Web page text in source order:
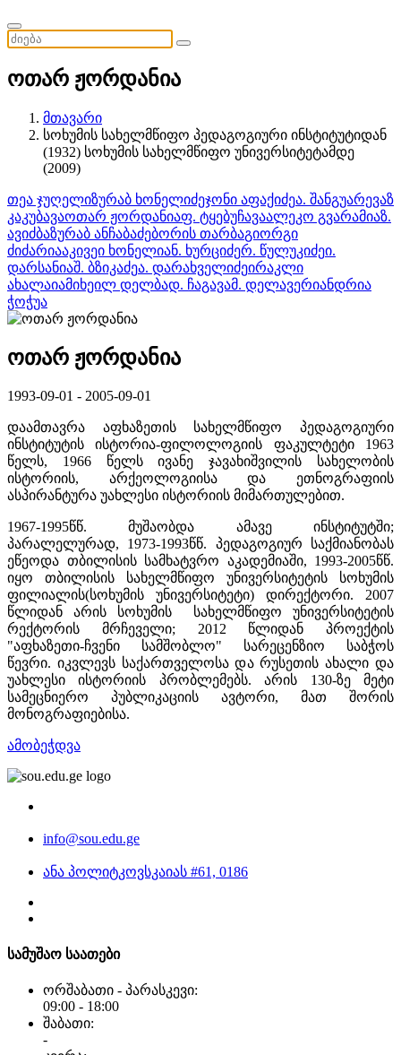
ოთარ ჟორდანია
მთავარი
სოხუმის სახელმწიფო პედაგოგიური ინსტიტუტიდან
(1932) სოხუმის სახელმწიფო უნივერსიტეტამდე
(2009)
თეა ჯუღელიზურაბ ხონელიძეჯონი აფაქიძეა. შანგუარევაზ
კაკუბავაოთარ ჟორდანიაფ. ტყებუჩავაალეკო გვარამიაზ.
ავიძბაზურაბ ანჩაბაძებორის თარბაგიორგი
ძიძარიააკივეი ხონელიან. ხურციძერ. წულუკიძეი.
დარსანიაშ. ბზიკაძეა. დარახველიძეირაკლი
ახალაიამიხეილ დელბად. ჩაგავამ. დელავერიანდრია
ჭოჭუა
ოთარ ჟორდანია
1993-09-01 - 2005-09-01
დაამთავრა აფხაზეთის სახელმწიფო პედაგოგიური
ინსტიტუტის ისტორია-ფილოლოგიის ფაკულტეტი 1963
წელს, 1966 წელს ივანე ჯავახიშვილის სახელობის
ისტორიის, არქეოლოგიისა და ეთნოგრაფიის
ასპირანტურა უახლესი ისტორიის მიმართულებით.
1967-1995წწ. მუშაობდა ამავე ინსტიტუტში;
პარალელურად, 1973-1993წწ. პედაგოგიურ საქმიანობას
ეწეოდა თბილისის სამხატვრო აკადემიაში, 1993-2005წწ.
იყო თბილისის სახელმწიფო უნივერსიტეტის სოხუმის
ფილიალის(სოხუმის უნივერსიტეტი) დირექტორი. 2007
წლიდან არის სოხუმის სახელმწიფო უნივერსიტეტის
რექტორის მრჩეველი; 2012 წლიდან პროექტის
"აფხაზეთი-ჩვენი სამშობლო" სარეცენზიო საბჭოს
წევრი. იკვლევს საქართველოსა და რუსეთის ახალი და
უახლესი ისტორიის პრობლემებს. არის 130-ზე მეტი
სამეცნიერო პუბლიკაციის ავტორი, მათ შორის
მონოგრაფიებისა.
ამობეჭდვა
info@sou.edu.ge
ანა პოლიტკოვსკაიას #61, 0186
სამუშაო საათები
ორშაბათი - პარასკევი:
09:00 - 18:00
შაბათი:
-